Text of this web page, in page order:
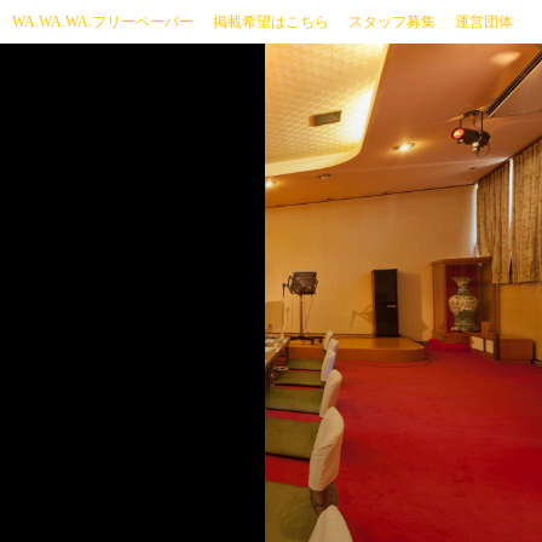
WA.WA.WA.フリーペーパー 掲載希望はこちら スタッフ募集 運営団体